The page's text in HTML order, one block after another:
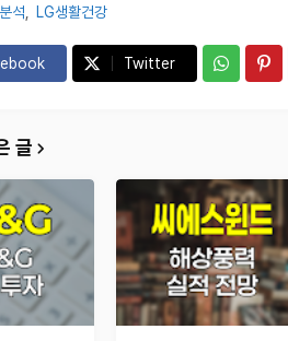
석 LG생활건강
Twitter
글